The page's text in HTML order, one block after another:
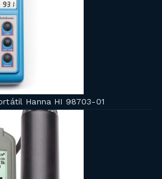
Hanna HI 98703-01